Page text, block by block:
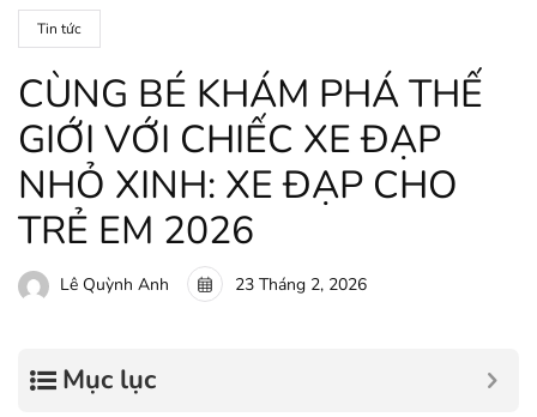
Tin tức
CÙNG BÉ KHÁM PHÁ THẾ
GIỚI VỚI CHIẾC XE ĐẠP
NHỎ XINH: XE ĐẠP CHO
TRẺ EM 2026
Lê Quỳnh Anh 23 Tháng 2, 2026
Mục lục